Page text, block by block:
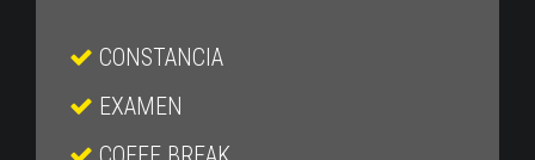
CONSTANCIA
EXAMEN